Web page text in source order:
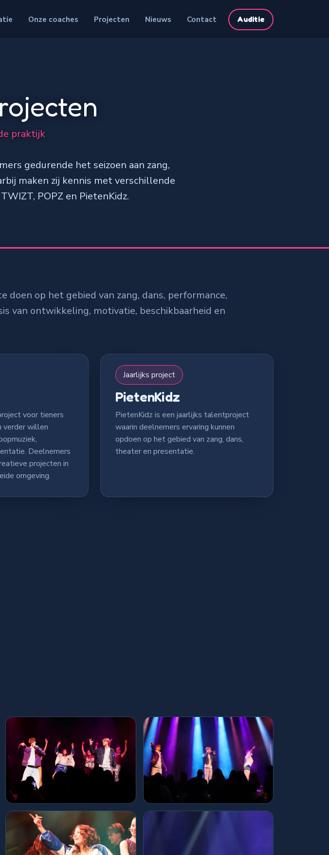
Onze coaches Projecten Nieuws Contact Auditie
praktijk
gedurende het seizoen aan zang,
maken zij kennis met verschillende
POPZ en PietenKidz.
op het gebied van zang, dans, performance,
van ontwikkeling, motivatie, beschikbaarheid en
voor tieners
verder willen
Deelnemers
projecten in
omgeving.
Jaarlijks project
PietenKidz
PietenKidz is een jaarlijks talentproject
waarin deelnemers ervaring kunnen
opdoen op het gebied van zang, dans,
theater en presentatie.